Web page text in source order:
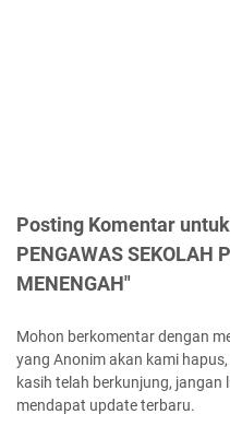
Posting Komentar untuk
PENGAWAS SEKOLAH
MENENGAH"
Mohon berkomentar dengan
yang Anonim akan kami
kasih telah berkunjung,
mendapat update terbaru.